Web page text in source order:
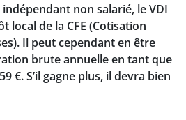
non salarié, le VDI
local de la CFE (Cotisation
Il peut cependant en être
brute annuelle en tant que
€. S’il gagne plus, il devra bien